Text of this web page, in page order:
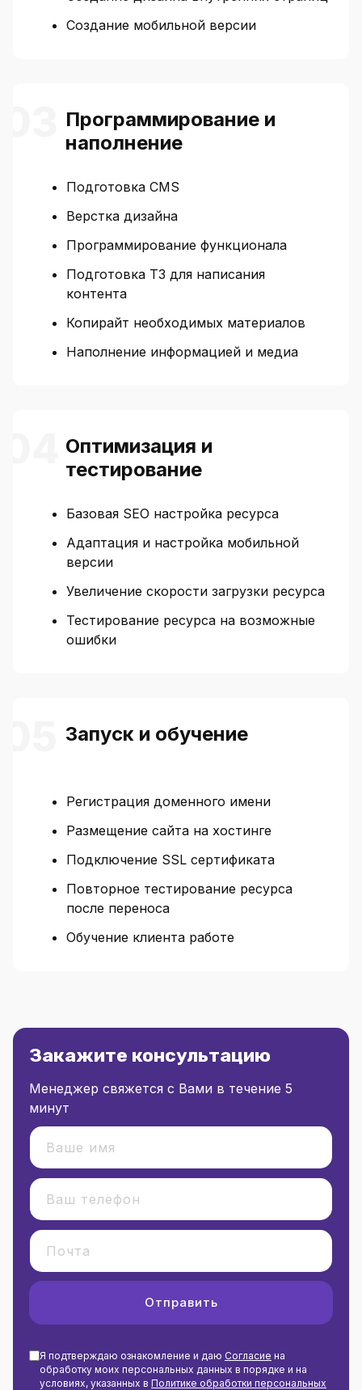
Создание мобильной версии
Программирование и
наполнение
Подготовка CMS
Верстка дизайна
Программирование функционала
Подготовка ТЗ для написания
контента
Копирайт необходимых материалов
Наполнение информацией и медиа
Оптимизация и
тестирование
Базовая SEO настройка ресурса
Адаптация и настройка мобильной
версии
Увеличение скорости загрузки ресурса
Тестирование ресурса на возможные
ошибки
Запуск и обучение
Регистрация доменного имени
Размещение сайта на хостинге
Подключение SSL сертификата
Повторное тестирование ресурса
после переноса
Обучение клиента работе
Закажите консультацию
Менеджер свяжется с Вами в течение 5
минут
Отправить
Я подтверждаю ознакомление и даю Согласие на
обработку моих персональных данных в порядке и на
условиях, указанных в Политике обработки персональных